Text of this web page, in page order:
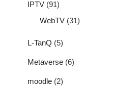
IPTV (91)
WebTV (31)
L-TanQ (5)
Metaverse (6)
moodle (2)